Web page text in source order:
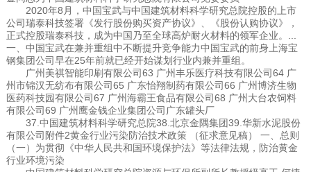
2020年8月，中国宝武与中国建筑材料科学研究总院控股的上市
公司瑞泰科技签署《发行股份购买资产协议》、《股份认购协议》，
正式控股瑞泰科技，成为中国乃至全球高炉耐火材料的领军企业。...
一、中国宝武在兼并重组中不断提升竞争能力中国宝武的前身上海宝
钢集团公司早在25年前就已经开始谋划行业内兼并重组。
广州美祺智能印刷有限公司63 广州丰乐医疗科技有限公司64 广
州市锦汉无纺布有限公司65 广东怡翔制药有限公司66 广州博济生物
医药科技园有限公司67 广州海霸王食品有限公司68 广州大台农饲料
有限公司69 广州鹰金钱企业集团公司广东罐头厂
37.中国建筑材料科学研究总院38.北京金隅集团39.华新水泥股份
有限公司附件2黄金行业污染防治技术政策 （征求意见稿） 一、总则
（一）为贯彻《中华人民共和国环境保护法》等法律法规，防治黄金
行业环境污染